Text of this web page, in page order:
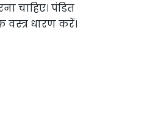
चाहिए। पंडित
वस्त्र धारण करें।